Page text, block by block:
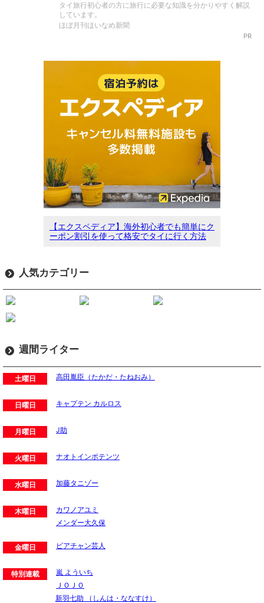
タイ旅行初心者の方に旅行に必要な知識を分かりやすく解説
しています。
ほぼ月刊ほいなめ新聞
PR
【エクスペディア】海外初心者でも簡単にク
ーポン割引を使って格安でタイに行く方法
人気カテゴリー
週間ライター
土曜日 高田胤臣（たかだ・たねおみ）
日曜日 キャプテン カルロス
月曜日 J助
火曜日 ナオトインポテンツ
水曜日 加藤タニゾー
木曜日
カワノアユミ
メンダー大久保
金曜日 ビアチャン芸人
特別連載
嵐 よういち
ＪＯＪＯ
新羽七助 （しんは・ななすけ）